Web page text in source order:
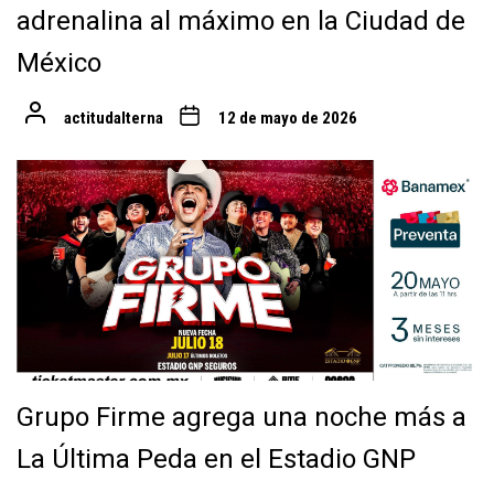
adrenalina al máximo en la Ciudad de
México
actitudalterna 12 de mayo de 2026
Grupo Firme agrega una noche más a
La Última Peda en el Estadio GNP